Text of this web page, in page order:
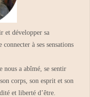
et développer sa
à ses sensations
a abîmé, se sentir
corps, son esprit et son
et liberté d’être.